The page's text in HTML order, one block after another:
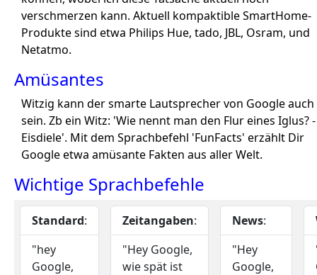
verschmerzen kann. Aktuell kompaktible SmartHome-
Produkte sind etwa Philips Hue, tado, JBL, Osram, und
Netatmo.
Amüsantes
Witzig kann der smarte Lautsprecher von Google auch
sein. Zb ein Witz: 'Wie nennt man den Flur eines Iglus? -
Eisdiele'. Mit dem Sprachbefehl 'FunFacts' erzählt Dir
Google etwa amüsante Fakten aus aller Welt.
Wichtige Sprachbefehle
Standard:
"hey
Google,
Zeitangaben:
"Hey Google,
wie spät ist
News:
"Hey
Google,